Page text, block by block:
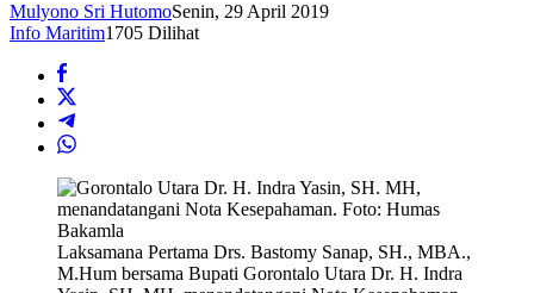
Mulyono Sri HutomoSenin, 29 April 2019
Info Maritim1705 Dilihat
Laksamana Pertama Drs. Bastomy Sanap, SH., MBA.,
M.Hum bersama Bupati Gorontalo Utara Dr. H. Indra